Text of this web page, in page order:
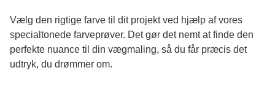
Vælg den rigtige farve til dit projekt ved hjælp af vores
specialtonede farveprøver. Det gør det nemt at finde den
perfekte nuance til din vægmaling, så du får præcis det
udtryk, du drømmer om.